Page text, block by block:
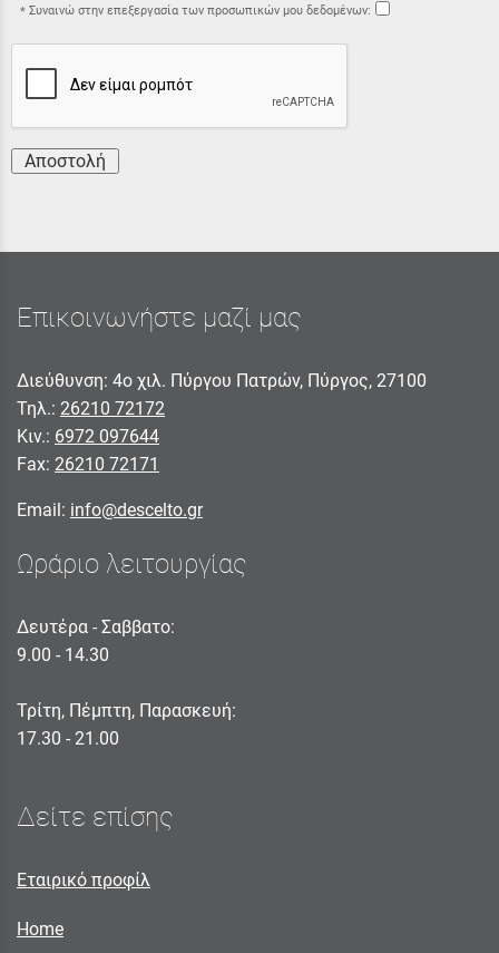
Συναινώ στην επεξεργασία των προσωπικών μου δεδομένων:
Αποστολή
Επικοινωνήστε μαζί μας
Διεύθυνση: 4ο χιλ. Πύργου Πατρών, Πύργος, 27100
Τηλ.: 26210 72172
Κιν.: 6972 097644
Fax: 26210 72171
Email: info@descelto.gr
Ωράριο λειτουργίας
Δευτέρα - Σαββατο:
9.00 - 14.30
Τρίτη, Πέμπτη, Παρασκευή:
17.30 - 21.00
Δείτε επίσης
Εταιρικό προφίλ
Home